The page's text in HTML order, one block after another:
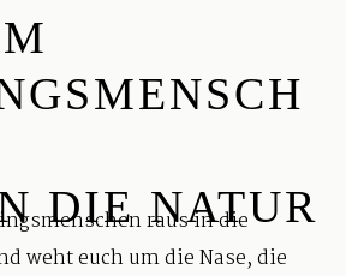
DIE NATUR
raus in die
weht euch um die Nase, die